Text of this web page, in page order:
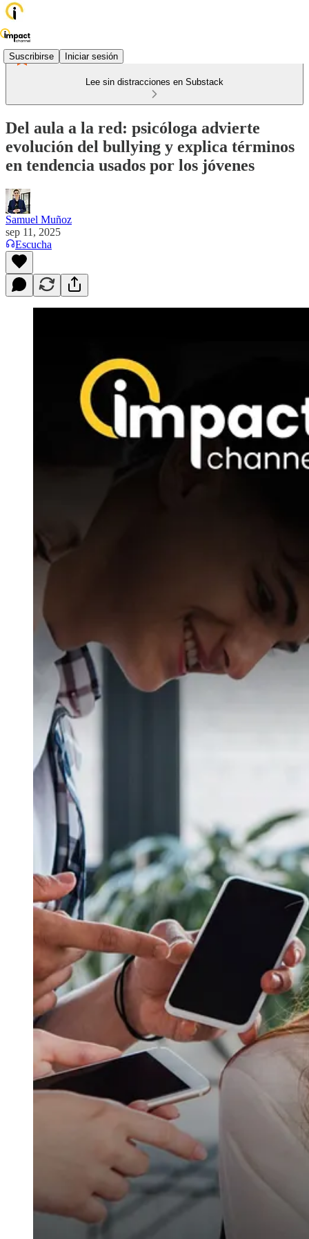
Suscribirse Iniciar sesión
Lee sin distracciones en Substack
Del aula a la red: psicóloga advierte
evolución del bullying y explica términos
en tendencia usados por los jóvenes
Samuel Muñoz
sep 11, 2025
Escucha